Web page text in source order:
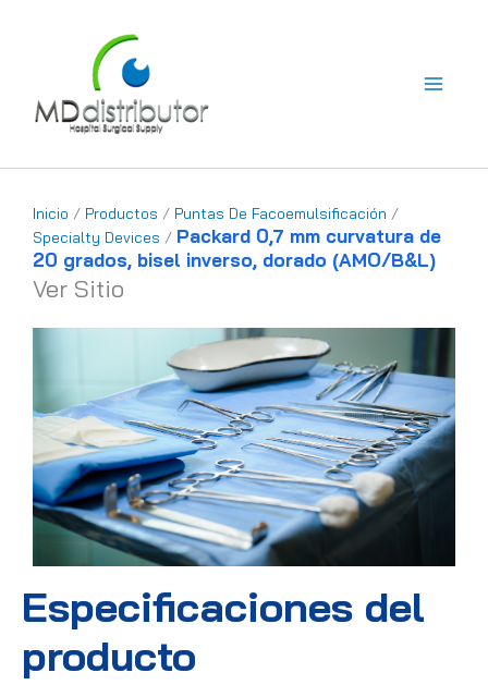
Inicio / Productos / Puntas De Facoemulsificación /
Specialty Devices / Packard 0,7 mm curvatura de
20 grados, bisel inverso, dorado (AMO/B&L)
Ver Sitio
Especificaciones del
producto